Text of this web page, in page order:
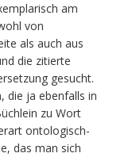
am
von
als auch aus
die zitierte
gesucht.
die ja ebenfalls in
zu Wort
ontologisch-
das man sich